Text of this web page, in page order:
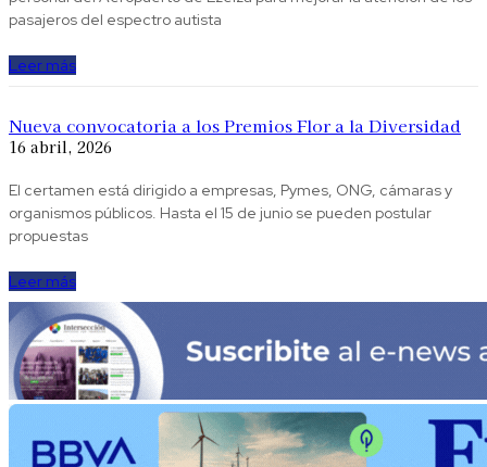
pasajeros del espectro autista
Leer más
Nueva convocatoria a los Premios Flor a la Diversidad
16 abril, 2026
El certamen está dirigido a empresas, Pymes, ONG, cámaras y
organismos públicos. Hasta el 15 de junio se pueden postular
propuestas
Leer más